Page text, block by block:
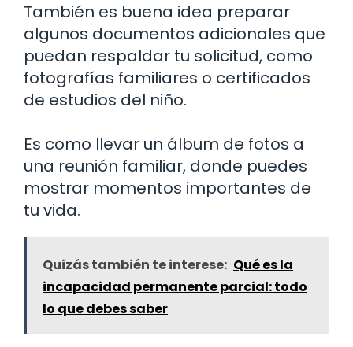
También es buena idea preparar
algunos documentos adicionales que
puedan respaldar tu solicitud, como
fotografías familiares o certificados
de estudios del niño.
Es como llevar un álbum de fotos a
una reunión familiar, donde puedes
mostrar momentos importantes de
tu vida.
Quizás también te interese: Qué es la
incapacidad permanente parcial: todo
lo que debes saber